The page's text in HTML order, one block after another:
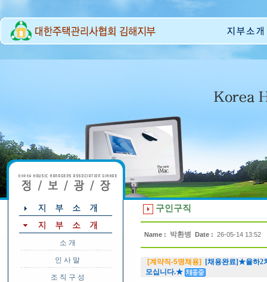
소 개
인 사 말
조 직 구 성
구인구직
Name : 박환병 Date : 26-05-14 13:52
[계약직-5명채용]
[채용완료]★율하2
모십니다.★